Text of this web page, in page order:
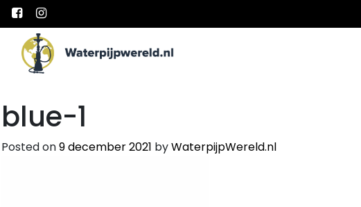
Main Navigation
blue-1
Posted on9 december 2021 byWaterpijpWereld.nl